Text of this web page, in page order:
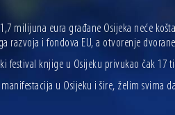
milijuna eura građane Osijeka neće
razvoja i fondova EU, a otvorenje
festival knjige u Osijeku privukao čak 17
u Osijeku i šire, želim svima